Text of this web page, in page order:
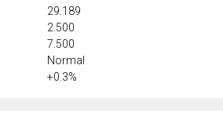
29.189
2.500
7.500
Normal
+0.3%